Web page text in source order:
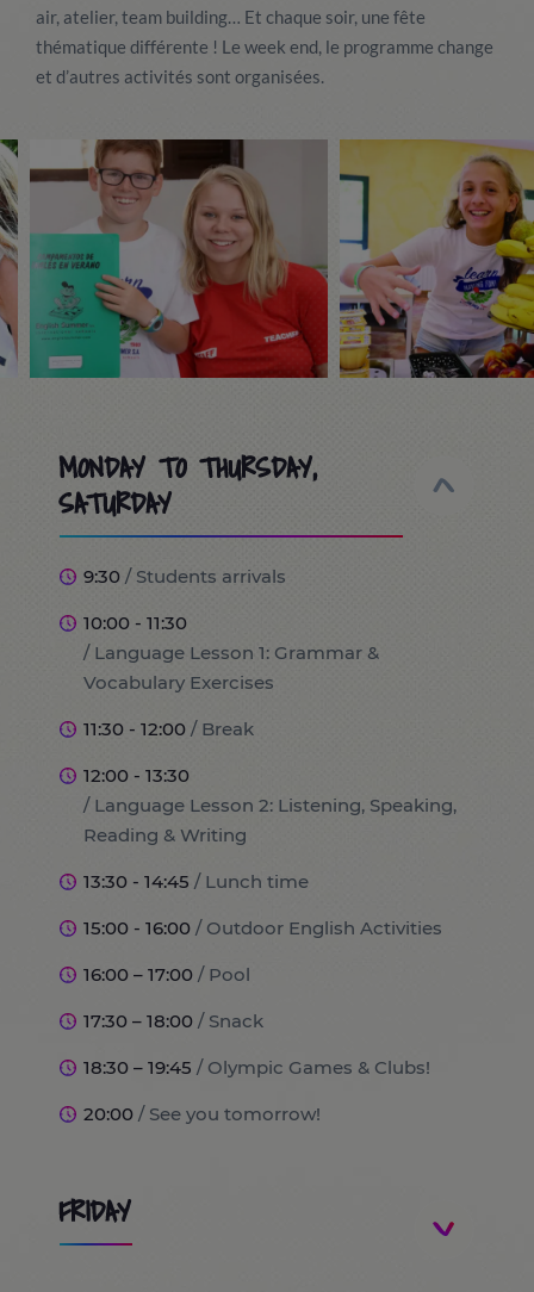
air, atelier, team building… Et chaque soir, une fête
thématique différente ! Le week end, le programme change
et d’autres activités sont organisées.
MONDAY TO THURSDAY,
SATURDAY
9:30 / Students arrivals
10:00 - 11:30
/ Language Lesson 1: Grammar &
Vocabulary Exercises
11:30 - 12:00 / Break
12:00 - 13:30
/ Language Lesson 2: Listening, Speaking,
Reading & Writing
13:30 - 14:45 / Lunch time
15:00 - 16:00 / Outdoor English Activities
16:00 – 17:00 / Pool
17:30 – 18:00 / Snack
18:30 – 19:45 / Olympic Games & Clubs!
20:00 / See you tomorrow!
FRIDAY